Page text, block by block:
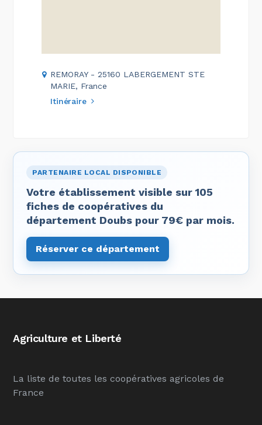
REMORAY - 25160 LABERGEMENT STE
MARIE, France
Itinéraire
PARTENAIRE LOCAL DISPONIBLE
Votre établissement visible sur 105
fiches de coopératives du
département Doubs pour 79€ par mois.
Réserver ce département
Agriculture et Liberté
La liste de toutes les coopératives agricoles de
France